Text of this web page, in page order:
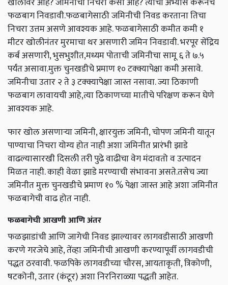
फळबाग निवडावी.फळबागेसाठी जमिनीची निवड करताना तिचा
निचरा उत्तम असणे आवश्यक आहे. फळबागेसाठी कमीत कमी १
मीटर खोलीनंतर मुरमाचा थर असणारी जमिन निवडावी. भरपूर सेंद्रिय
कर्ब असणारी, भुसभुशीत,मध्यम पोताची जमिनीचा सामू ६ ते ७.५
पर्यंत असावा.मुक्त चुनखडीचे प्रमाण १० टक्क्यापेक्षा कमी असावे.
जमिनीचा उतार २ ते ३ टक्क्यापेक्षा जास्त नसावा. ज्या ठिकाणी
फळबाग लावायची आहे,त्या ठिकाणच्या मातीचे परिक्षण करून घेणे
आवश्यक आहे.
फार खोल असणाऱ्या जमिनी, क्षारयुक्त जमिनी, चोपण जमिनी यातून
पाण्याचा निचरा योग्य होत नाही अशा जमिनीत प्रारंभी झाडे
वाढल्यासारखी दिसली तरी पुढे वाढीचा वेग मंदावतो व उत्पादन
मिळत नाही. काही वेळा झाडे मरण्याची संभावना असते.तसेच ज्या
जमिनीत मुक्त चुनखडीचे प्रमाण १० % पेक्षा जास्त आहे अशा जमिनीत
फळबागेची वाढ होत नाही.
फळबागेची आखणी आणि अंतर
फळझाडांची आणि जागेची निवड झाल्यावर लागवडीसाठी आखणी
करणे गरजेचे आहे, तेंव्हा जमिनीची आखणी करण्यापूर्वी लागवडीची
पद्धत ठरवावी. फळपिके लागवडीच्या चौरस, आयताकृती, त्रिकोणी,
षटकोनी, उतार (कंटूर) अशा निरनिराळ्या पद्धती आहेत.